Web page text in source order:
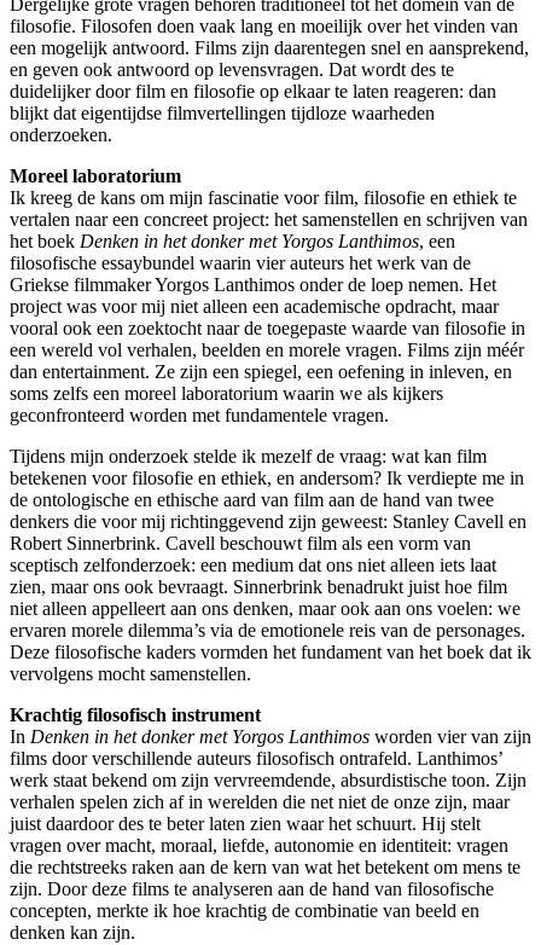
Dergelijke grote vragen behoren traditioneel tot het domein van de
filosofie. Filosofen doen vaak lang en moeilijk over het vinden van
een mogelijk antwoord. Films zijn daarentegen snel en aansprekend,
en geven ook antwoord op levensvragen. Dat wordt des te
duidelijker door film en filosofie op elkaar te laten reageren: dan
blijkt dat eigentijdse filmvertellingen tijdloze waarheden
onderzoeken.
Moreel laboratorium
Ik kreeg de kans om mijn fascinatie voor film, filosofie en ethiek te
vertalen naar een concreet project: het samenstellen en schrijven van
het boek Denken in het donker met Yorgos Lanthimos, een
filosofische essaybundel waarin vier auteurs het werk van de
Griekse filmmaker Yorgos Lanthimos onder de loep nemen. Het
project was voor mij niet alleen een academische opdracht, maar
vooral ook een zoektocht naar de toegepaste waarde van filosofie in
een wereld vol verhalen, beelden en morele vragen. Films zijn méér
dan entertainment. Ze zijn een spiegel, een oefening in inleven, en
soms zelfs een moreel laboratorium waarin we als kijkers
geconfronteerd worden met fundamentele vragen.
Tijdens mijn onderzoek stelde ik mezelf de vraag: wat kan film
betekenen voor filosofie en ethiek, en andersom? Ik verdiepte me in
de ontologische en ethische aard van film aan de hand van twee
denkers die voor mij richtinggevend zijn geweest: Stanley Cavell en
Robert Sinnerbrink. Cavell beschouwt film als een vorm van
sceptisch zelfonderzoek: een medium dat ons niet alleen iets laat
zien, maar ons ook bevraagt. Sinnerbrink benadrukt juist hoe film
niet alleen appelleert aan ons denken, maar ook aan ons voelen: we
ervaren morele dilemma’s via de emotionele reis van de personages.
Deze filosofische kaders vormden het fundament van het boek dat ik
vervolgens mocht samenstellen.
Krachtig filosofisch instrument
In Denken in het donker met Yorgos Lanthimos worden vier van zijn
films door verschillende auteurs filosofisch ontrafeld. Lanthimos’
werk staat bekend om zijn vervreemdende, absurdistische toon. Zijn
verhalen spelen zich af in werelden die net niet de onze zijn, maar
juist daardoor des te beter laten zien waar het schuurt. Hij stelt
vragen over macht, moraal, liefde, autonomie en identiteit: vragen
die rechtstreeks raken aan de kern van wat het betekent om mens te
zijn. Door deze films te analyseren aan de hand van filosofische
concepten, merkte ik hoe krachtig de combinatie van beeld en
denken kan zijn.